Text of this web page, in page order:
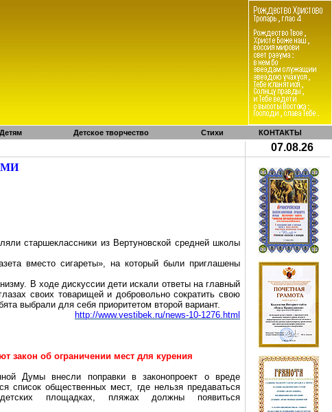
Детям Детское творчество Стихи КОНТАКТЫ
07.08.26
старшеклассники из Вертуновской средней школы
вместо сигареты», на который были приглашены
В ходе дискуссии дети искали ответы на главный
своих товарищей и добровольно сократить свою
выбрали для себя приоритетом второй вариант.
http://www.vestibek.ru/news-10-1276.html
закон об ограничении мест для курения
Думы внесли поправки в законопроект о вреде
список общественных мест, где нельзя предаваться
площадках, пляжах должны появиться